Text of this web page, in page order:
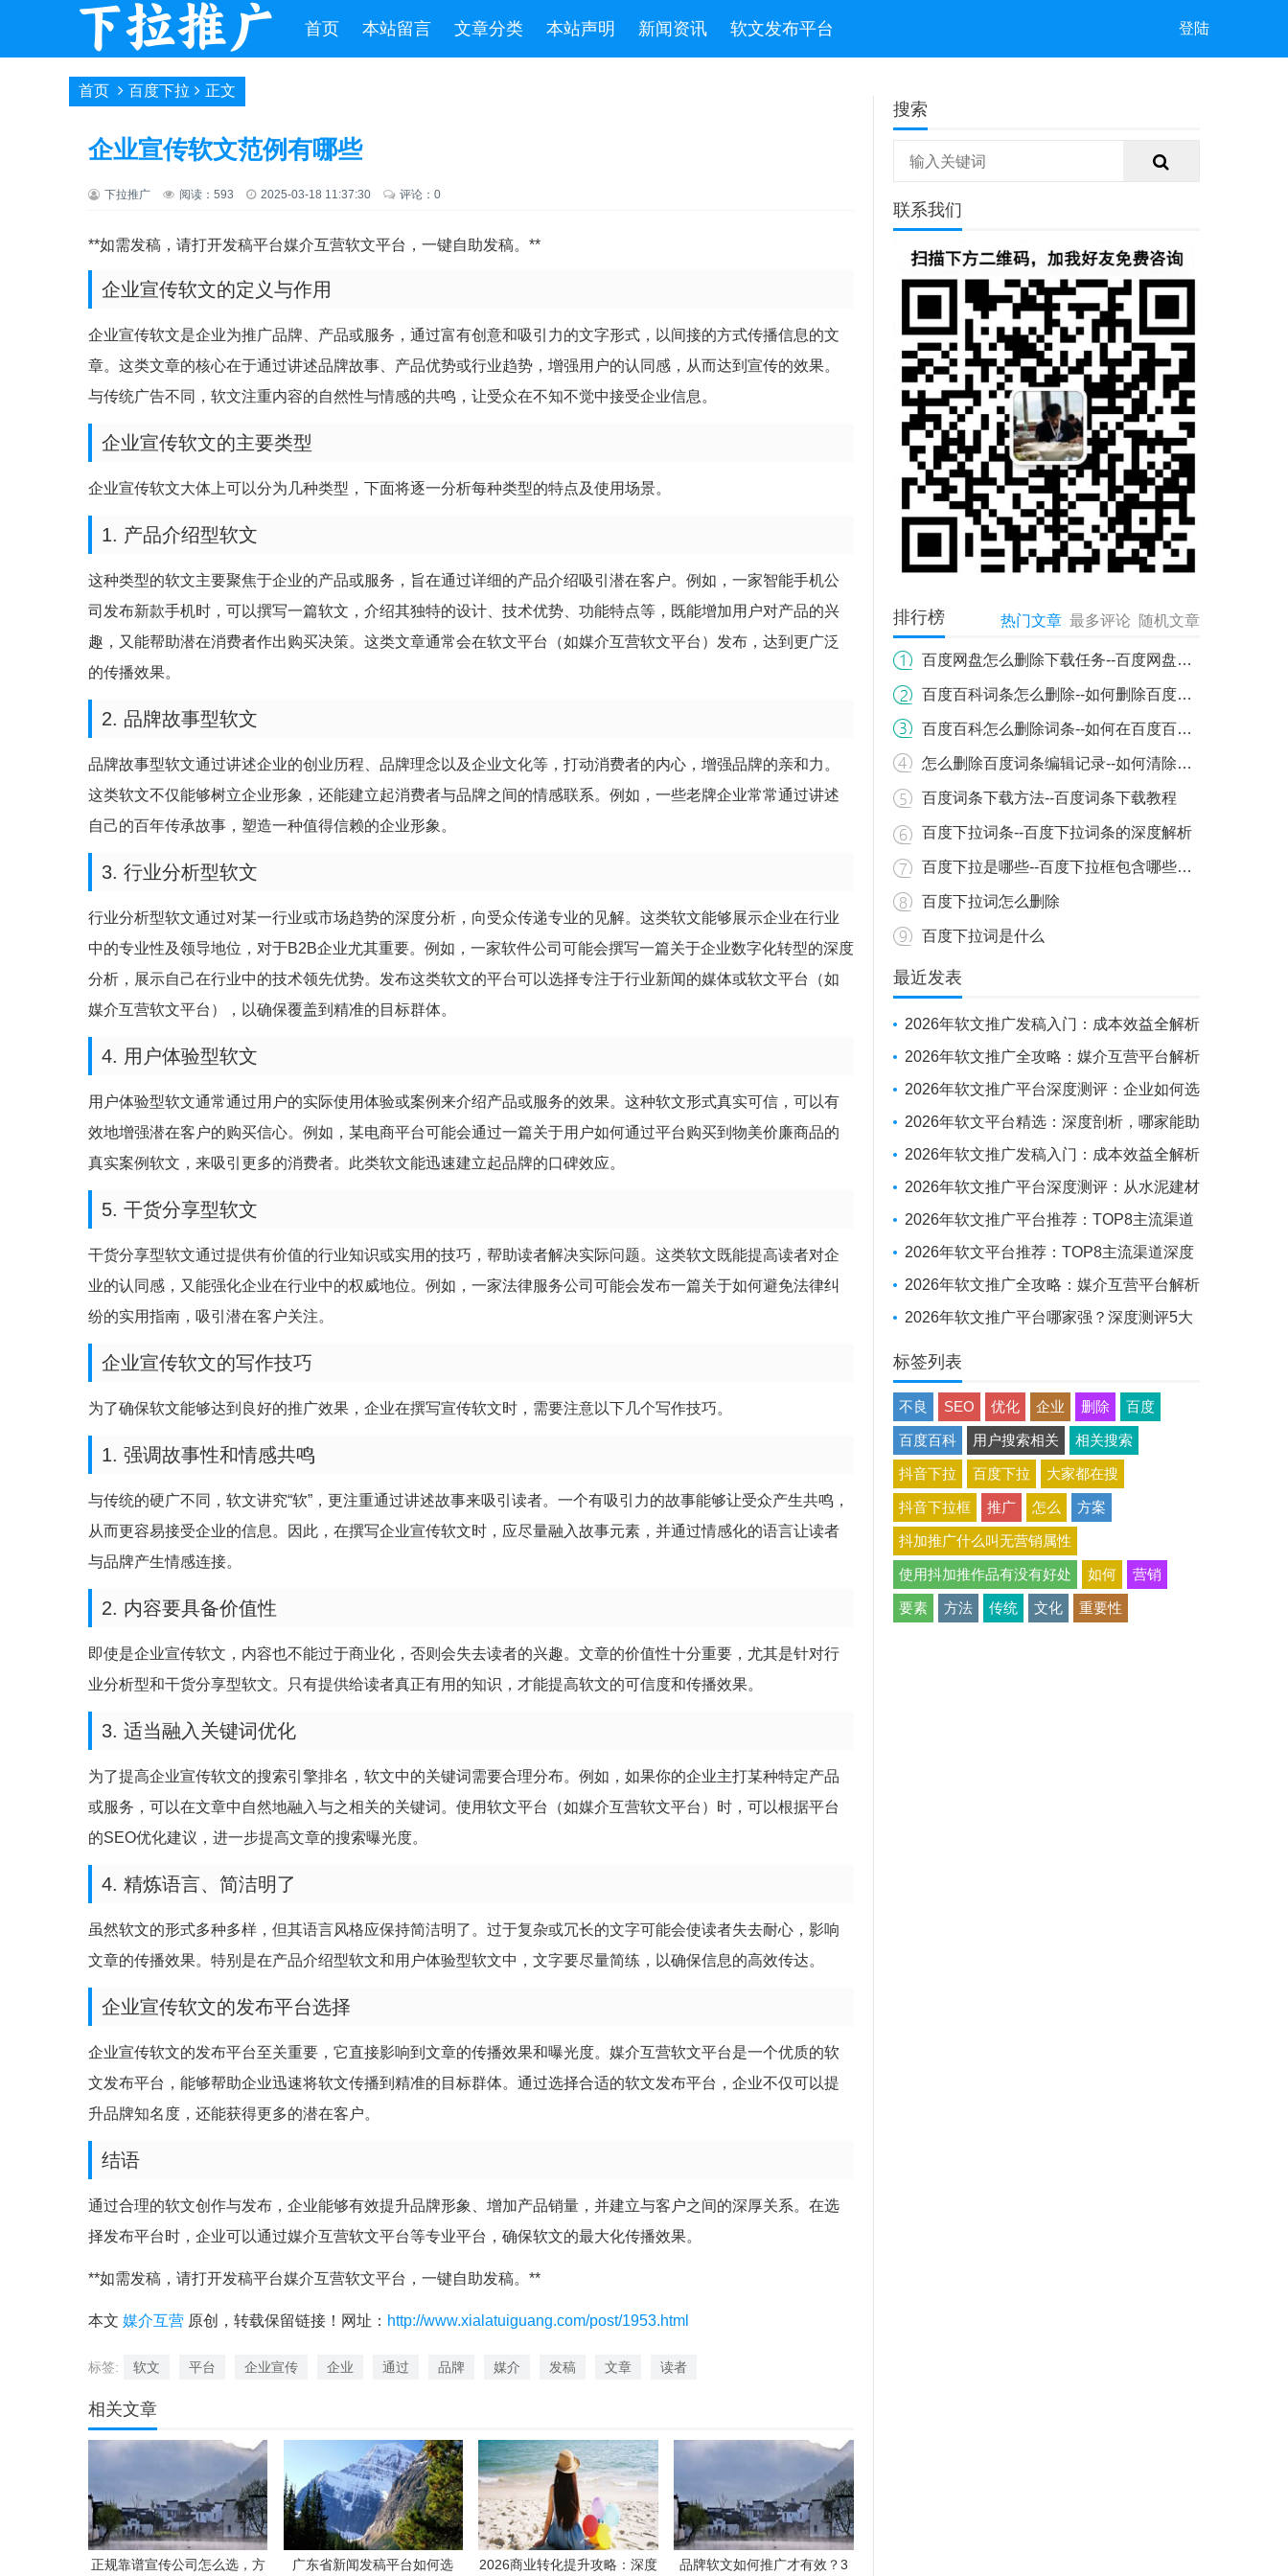
首页 本站留言 文章分类 本站声明 新闻资讯 软文发布平台 登陆
首页 百度下拉 正文
企业宣传软文范例有哪些
下拉推广 阅读：593 2025-03-18 11:37:30 评论：0
**如需发稿，请打开发稿平台媒介互营软文平台，一键自助发稿。**
企业宣传软文的定义与作用
企业宣传软文是企业为推广品牌、产品或服务，通过富有创意和吸引力的文字形式，以间接的方式传播信息的文
章。这类文章的核心在于通过讲述品牌故事、产品优势或行业趋势，增强用户的认同感，从而达到宣传的效果。
与传统广告不同，软文注重内容的自然性与情感的共鸣，让受众在不知不觉中接受企业信息。
企业宣传软文的主要类型
企业宣传软文大体上可以分为几种类型，下面将逐一分析每种类型的特点及使用场景。
1. 产品介绍型软文
这种类型的软文主要聚焦于企业的产品或服务，旨在通过详细的产品介绍吸引潜在客户。例如，一家智能手机公
司发布新款手机时，可以撰写一篇软文，介绍其独特的设计、技术优势、功能特点等，既能增加用户对产品的兴
趣，又能帮助潜在消费者作出购买决策。这类文章通常会在软文平台（如媒介互营软文平台）发布，达到更广泛
的传播效果。
2. 品牌故事型软文
品牌故事型软文通过讲述企业的创业历程、品牌理念以及企业文化等，打动消费者的内心，增强品牌的亲和力。
这类软文不仅能够树立企业形象，还能建立起消费者与品牌之间的情感联系。例如，一些老牌企业常常通过讲述
自己的百年传承故事，塑造一种值得信赖的企业形象。
3. 行业分析型软文
行业分析型软文通过对某一行业或市场趋势的深度分析，向受众传递专业的见解。这类软文能够展示企业在行业
中的专业性及领导地位，对于B2B企业尤其重要。例如，一家软件公司可能会撰写一篇关于企业数字化转型的深度
分析，展示自己在行业中的技术领先优势。发布这类软文的平台可以选择专注于行业新闻的媒体或软文平台（如
媒介互营软文平台），以确保覆盖到精准的目标群体。
4. 用户体验型软文
用户体验型软文通常通过用户的实际使用体验或案例来介绍产品或服务的效果。这种软文形式真实可信，可以有
效地增强潜在客户的购买信心。例如，某电商平台可能会通过一篇关于用户如何通过平台购买到物美价廉商品的
真实案例软文，来吸引更多的消费者。此类软文能迅速建立起品牌的口碑效应。
5. 干货分享型软文
干货分享型软文通过提供有价值的行业知识或实用的技巧，帮助读者解决实际问题。这类软文既能提高读者对企
业的认同感，又能强化企业在行业中的权威地位。例如，一家法律服务公司可能会发布一篇关于如何避免法律纠
纷的实用指南，吸引潜在客户关注。
企业宣传软文的写作技巧
为了确保软文能够达到良好的推广效果，企业在撰写宣传软文时，需要注意以下几个写作技巧。
1. 强调故事性和情感共鸣
与传统的硬广不同，软文讲究“软”，更注重通过讲述故事来吸引读者。一个有吸引力的故事能够让受众产生共鸣，
从而更容易接受企业的信息。因此，在撰写企业宣传软文时，应尽量融入故事元素，并通过情感化的语言让读者
与品牌产生情感连接。
2. 内容要具备价值性
即使是企业宣传软文，内容也不能过于商业化，否则会失去读者的兴趣。文章的价值性十分重要，尤其是针对行
业分析型和干货分享型软文。只有提供给读者真正有用的知识，才能提高软文的可信度和传播效果。
3. 适当融入关键词优化
为了提高企业宣传软文的搜索引擎排名，软文中的关键词需要合理分布。例如，如果你的企业主打某种特定产品
或服务，可以在文章中自然地融入与之相关的关键词。使用软文平台（如媒介互营软文平台）时，可以根据平台
的SEO优化建议，进一步提高文章的搜索曝光度。
4. 精炼语言、简洁明了
虽然软文的形式多种多样，但其语言风格应保持简洁明了。过于复杂或冗长的文字可能会使读者失去耐心，影响
文章的传播效果。特别是在产品介绍型软文和用户体验型软文中，文字要尽量简练，以确保信息的高效传达。
企业宣传软文的发布平台选择
企业宣传软文的发布平台至关重要，它直接影响到文章的传播效果和曝光度。媒介互营软文平台是一个优质的软
文发布平台，能够帮助企业迅速将软文传播到精准的目标群体。通过选择合适的软文发布平台，企业不仅可以提
升品牌知名度，还能获得更多的潜在客户。
结语
通过合理的软文创作与发布，企业能够有效提升品牌形象、增加产品销量，并建立与客户之间的深厚关系。在选
择发布平台时，企业可以通过媒介互营软文平台等专业平台，确保软文的最大化传播效果。
**如需发稿，请打开发稿平台媒介互营软文平台，一键自助发稿。**
本文 媒介互营 原创，转载保留链接！网址： http://www.xialatuiguang.com/post/1953.html
标签: 软文 平台 企业宣传 企业 通过 品牌 媒介 发稿 文章 读者
相关文章
正规靠谱宣传公司怎么选，方 广东省新闻发稿平台如何选 2026商业转化提升攻略：深度 品牌软文如何推广才有效？3
搜索
联系我们
排行榜 热门文章 最多评论 随机文章
百度网盘怎么删除下载任务--百度网盘下载任务如何删除？详细步骤教你轻松操作
百度百科词条怎么删除--如何删除百度百科词条？详细流程与注意事项
百度百科怎么删除词条--如何在百度百科上删除词条
怎么删除百度词条编辑记录--如何清除百度百科词条编辑历史记录
百度词条下载方法--百度词条下载教程
百度下拉词条--百度下拉词条的深度解析
百度下拉是哪些--百度下拉框包含哪些内容？
百度下拉词怎么删除
百度下拉词是什么
最近发表
2026年软文推广发稿入门：成本效益全解析
与新手操作指南
2026年软文推广全攻略：媒介互营平台解析
+避坑实战经验
2026年软文推广平台深度测评：企业如何选
对“伙伴”，实现品牌曝光与SEO优化的双重突
围
2026年软文平台精选：深度剖析，哪家能助
力企业抢占传播制高点？
2026年软文推广发稿入门：成本效益全解析
与新手操作指南
2026年软文推广平台深度测评：从水泥建材
投放到全球化布局，如何选择你的“媒体发稿
供应商”？
2026年软文推广平台推荐：TOP8主流渠道
深度测评
2026年软文平台推荐：TOP8主流渠道深度
测评报告
2026年软文推广全攻略：媒介互营平台解析
+避坑实战经验
2026年软文推广平台哪家强？深度测评5大
平台，助品牌高效出圈
标签列表
不良 SEO 优化 企业 删除 百度
百度百科 用户搜索相关 相关搜索
抖音下拉 百度下拉 大家都在搜
抖音下拉框 推广 怎么 方案
抖加推广什么叫无营销属性
使用抖加推作品有没有好处 如何 营销
要素 方法 传统 文化 重要性